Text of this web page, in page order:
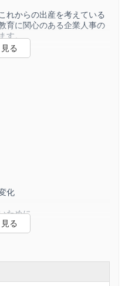
れからの出産を考えている
育に関心のある企業人事の
す。
く、共働きデビューを応
い、これまでにない女性
可能な形を作るメソッド
変更も安心！復習も可能で
で活躍する土台を作れる
っているもの】
化
ために
ーママが生まれる理由